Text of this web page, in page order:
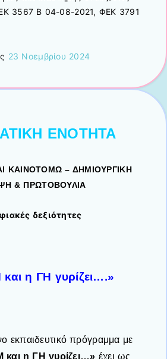
3567 Β 04-08-2021, ΦΕΚ 3791
23 Νοεμβρίου 2024
ΕΝΟΤΗΤΑ
ΚΑΙΝΟΤΟΜΩ – ΔΗΜΙΟΥΡΓΙΚΗ
& ΠΡΩΤΟΒΟΥΛΙΑ
δεξιότητες
και η ΓΗ γυρίζει….»
εκπαιδευτικό πρόγραμμα με
και η ΓΗ γυρίζει…» έχει ως